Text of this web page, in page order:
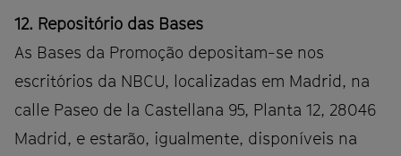
12. Repositório das Bases
As Bases da Promoção depositam-se nos
escritórios da NBCU, localizadas em Madrid, na
calle Paseo de la Castellana 95, Planta 12, 28046
Madrid, e estarão, igualmente, disponíveis na